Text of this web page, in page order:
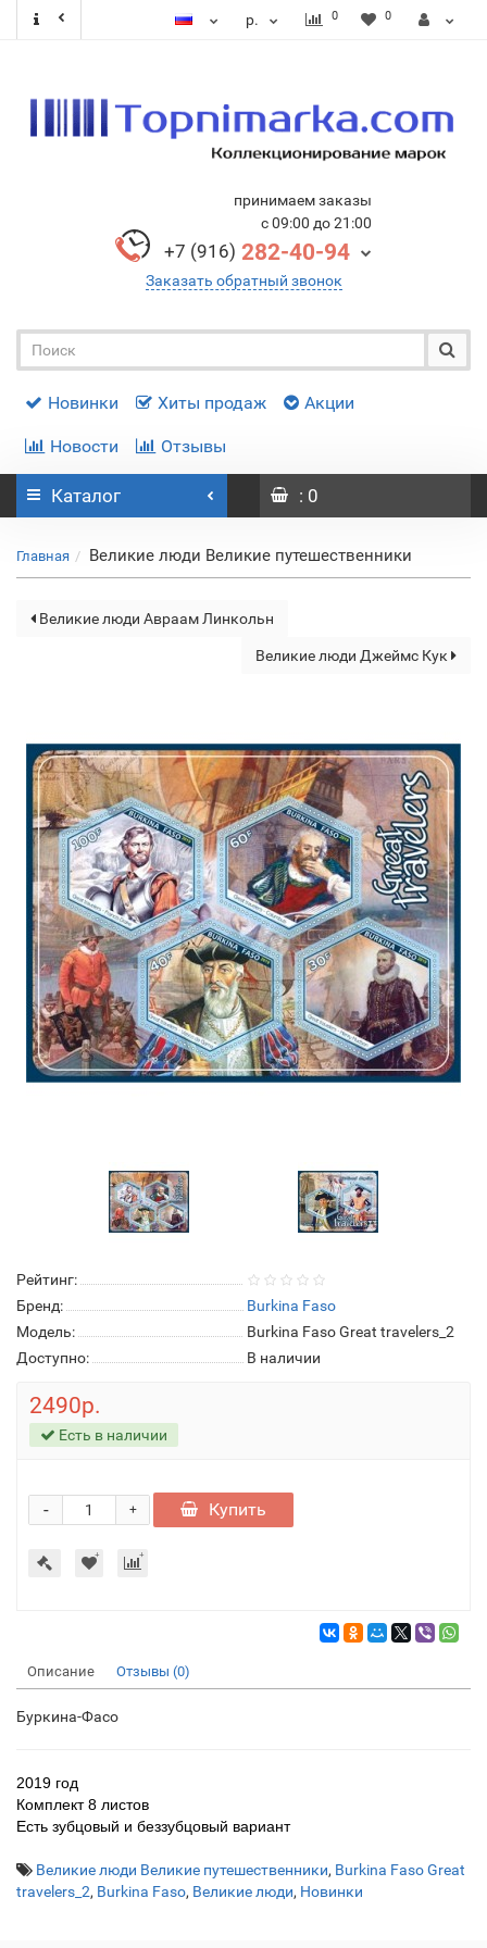
р. 0 0
принимаем заказы
с 09:00 до 21:00
+7 (916) 282-40-94
Заказать обратный звонок
Новинки Хиты продаж Акции
Новости Отзывы
Каталог : 0
Главная Великие люди Великие путешественники
Великие люди Авраам Линкольн
Великие люди Джеймс Кук
Рейтинг:
Бренд:
Burkina Faso
Модель:
Burkina Faso Great travelers_2
Доступно:
В наличии
2490р.
Есть в наличии
+
- Купить
Описание Отзывы (0)
Буркина-Фасо
2019 год
Комплект 8 листов
Есть зубцовый и беззубцовый вариант
Великие люди Великие путешественники, Burkina Faso Great
travelers_2, Burkina Faso, Великие люди, Новинки